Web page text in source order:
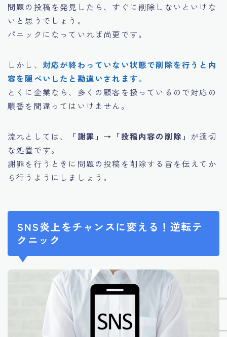
問題の投稿を発見したら、すぐに削除しないといけな
いと思うでしょう。
パニックになっていれば尚更です。
しかし、 対応が終わっていない状態で削除を行うと内
容を隠ぺいしたと勘違いされます。
とくに企業なら、多くの顧客を扱っているので対応の
順番を間違ってはいけません。
流れとしては、 「謝罪」→「投稿内容の削除」 が適切
な処置です。
謝罪を行うときに問題の投稿を削除する旨を伝えてか
ら行うようにしましょう。
SNS炎上をチャンスに変える！逆転テ
クニック